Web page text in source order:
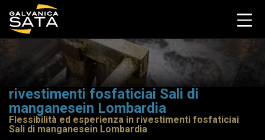
rivestimenti fosfaticiai Sali di
manganesein Lombardia
Flessibilità ed esperienza in rivestimenti fosfaticiai
Sali di manganesein Lombardia